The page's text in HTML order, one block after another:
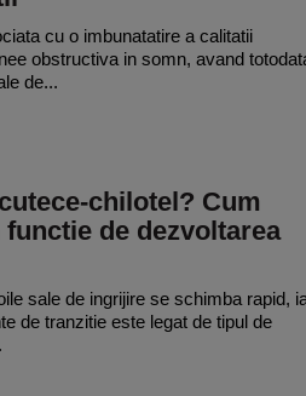
cu o imbunatatire a calitatii
obstructiva in somn, avand
de...
chilotel? Cum
de dezvoltarea
sale de ingrijire se schimba rapid,
de tranzitie este legat de tipul de